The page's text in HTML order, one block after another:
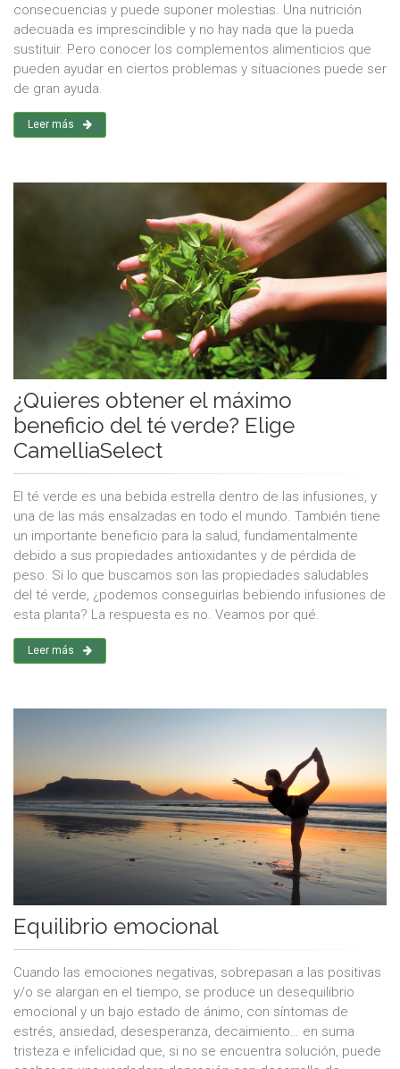
consecuencias y puede suponer molestias. Una nutrición
adecuada es imprescindible y no hay nada que la pueda
sustituir. Pero conocer los complementos alimenticios que
pueden ayudar en ciertos problemas y situaciones puede ser
de gran ayuda.
Leer más
¿Quieres obtener el máximo
beneficio del té verde? Elige
CamelliaSelect
El té verde es una bebida estrella dentro de las infusiones, y
una de las más ensalzadas en todo el mundo. También tiene
un importante beneficio para la salud, fundamentalmente
debido a sus propiedades antioxidantes y de pérdida de
peso. Si lo que buscamos son las propiedades saludables
del té verde, ¿podemos conseguirlas bebiendo infusiones de
esta planta? La respuesta es no. Veamos por qué.
Leer más
Equilibrio emocional
Cuando las emociones negativas, sobrepasan a las positivas
y/o se alargan en el tiempo, se produce un desequilibrio
emocional y un bajo estado de ánimo, con síntomas de
estrés, ansiedad, desesperanza, decaimiento… en suma
tristeza e infelicidad que, si no se encuentra solución, puede